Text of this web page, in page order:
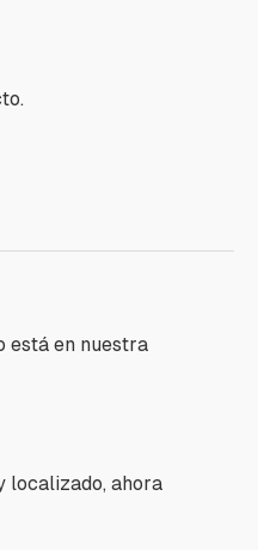
está en nuestra
localizado, ahora